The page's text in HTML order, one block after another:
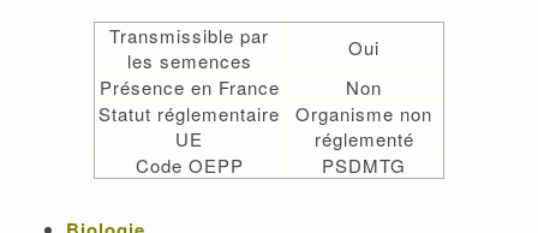
Transmissible par
les semences
Oui
Présence en France
Non
Statut réglementaire
UE
Organisme non
réglementé
Code OEPP
PSDMTG